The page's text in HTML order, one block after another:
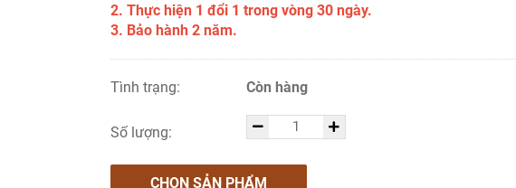
2. Thực hiện 1 đổi 1 trong vòng 30 ngày.
3. Bảo hành 2 năm.
Tình trạng: Còn hàng
Số lượng:
CHỌN SẢN PHẨM